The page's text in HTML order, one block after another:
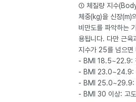
① 체질량 지수
체중(kg)을 신장(m)
비만도를 파악하는
용됩니다. 다만 근육
지수가 25를 넘으면
- BMI 18.5~22.9:
- BMI 23.0~24.9:
- BMI 25.0~29.9:
- BMI 30 이상: 고